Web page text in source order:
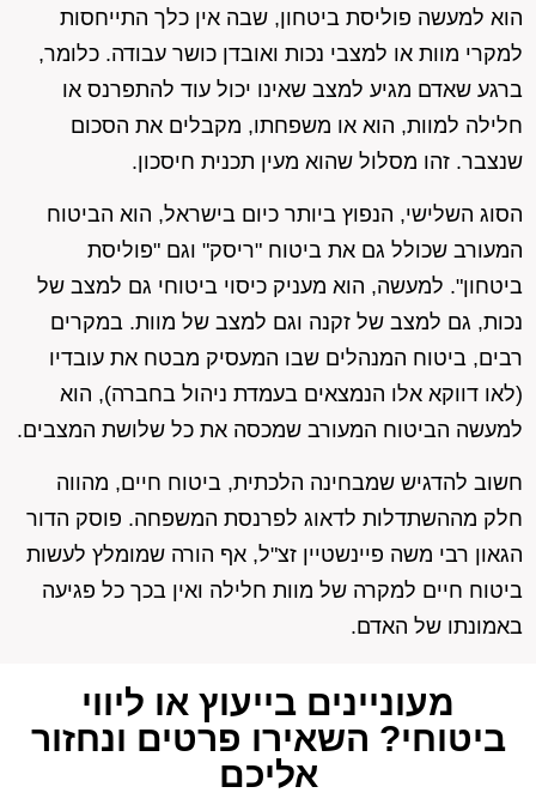
הוא למעשה פוליסת ביטחון, שבה אין כלך התייחסות
למקרי מוות או למצבי נכות ואובדן כושר עבודה. כלומר,
ברגע שאדם מגיע למצב שאינו יכול עוד להתפרנס או
חלילה למוות, הוא או משפחתו, מקבלים את הסכום
שנצבר. זהו מסלול שהוא מעין תכנית חיסכון.
הסוג השלישי, הנפוץ ביותר כיום בישראל, הוא הביטוח
המעורב שכולל גם את ביטוח "ריסק" וגם "פוליסת
ביטחון". למעשה, הוא מעניק כיסוי ביטוחי גם למצב של
נכות, גם למצב של זקנה וגם למצב של מוות. במקרים
רבים, ביטוח המנהלים שבו המעסיק מבטח את עובדיו
(לאו דווקא אלו הנמצאים בעמדת ניהול בחברה), הוא
למעשה הביטוח המעורב שמכסה את כל שלושת המצבים.
חשוב להדגיש שמבחינה הלכתית, ביטוח חיים, מהווה
חלק מההשתדלות לדאוג לפרנסת המשפחה. פוסק הדור
הגאון רבי משה פיינשטיין זצ"ל, אף הורה שמומלץ לעשות
ביטוח חיים למקרה של מוות חלילה ואין בכך כל פגיעה
באמונתו של האדם.
מעוניינים בייעוץ או ליווי
ביטוחי? השאירו פרטים ונחזור
אליכם